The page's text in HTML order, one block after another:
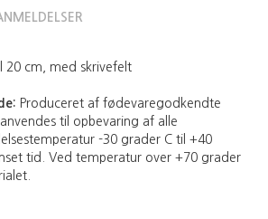
20 cm, med skrivefelt
Produceret af fødevaregodkendte
til opbevaring af alle
-30 grader C til +40
tid. Ved temperatur over +70 grader